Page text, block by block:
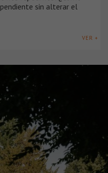
sin alterar el
VER +